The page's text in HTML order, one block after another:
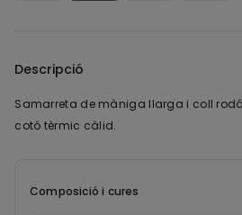
Descripció
Samarreta de màniga llarga i coll
cotó tèrmic càlid.
Composició i cures